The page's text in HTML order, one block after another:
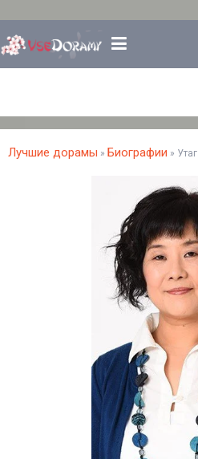
Лучшие дорамы » Биографии »